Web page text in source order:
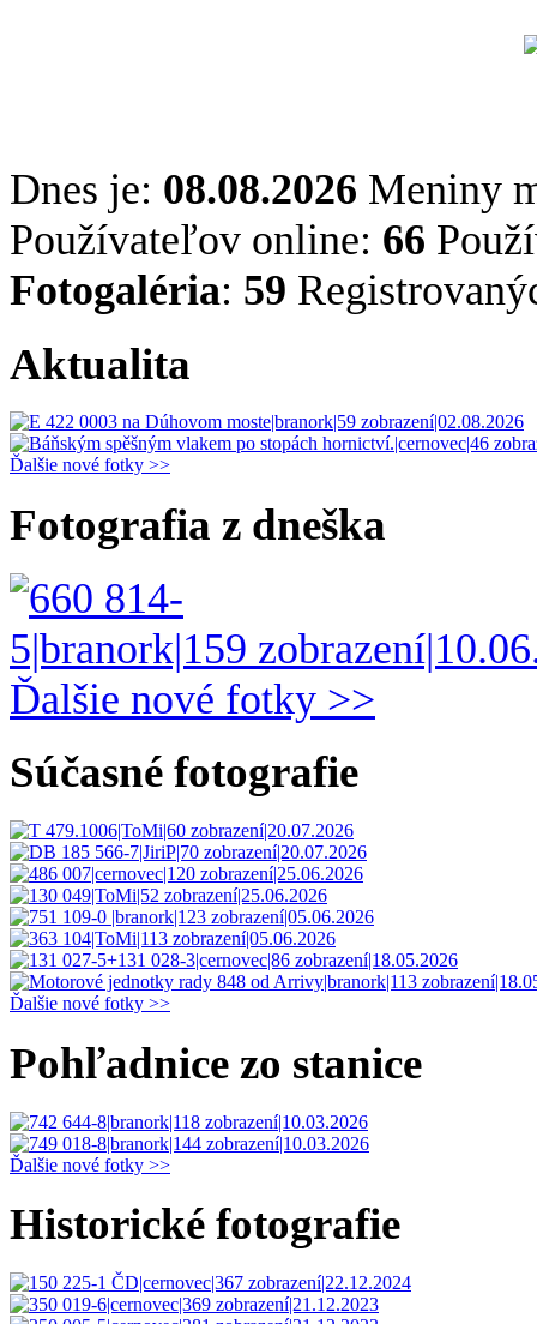
Dnes je: 08.08.2026 Meniny
Používateľov online: 66
Fotogaléria: 59
Aktualita
Ďalšie nové fotky >>
Fotografia z dneška
Ďalšie nové fotky >>
Súčasné fotografie
Ďalšie nové fotky >>
Pohľadnice zo stanice
Ďalšie nové fotky >>
Historické fotografie